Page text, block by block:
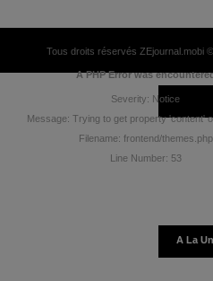
Tous droits réservés ZEjournal.mobi
A PHP Error was
Severity: Notice
Message: Trying to get property 'content'
Filename: frontend/themes.php
Line Number: 53
A La